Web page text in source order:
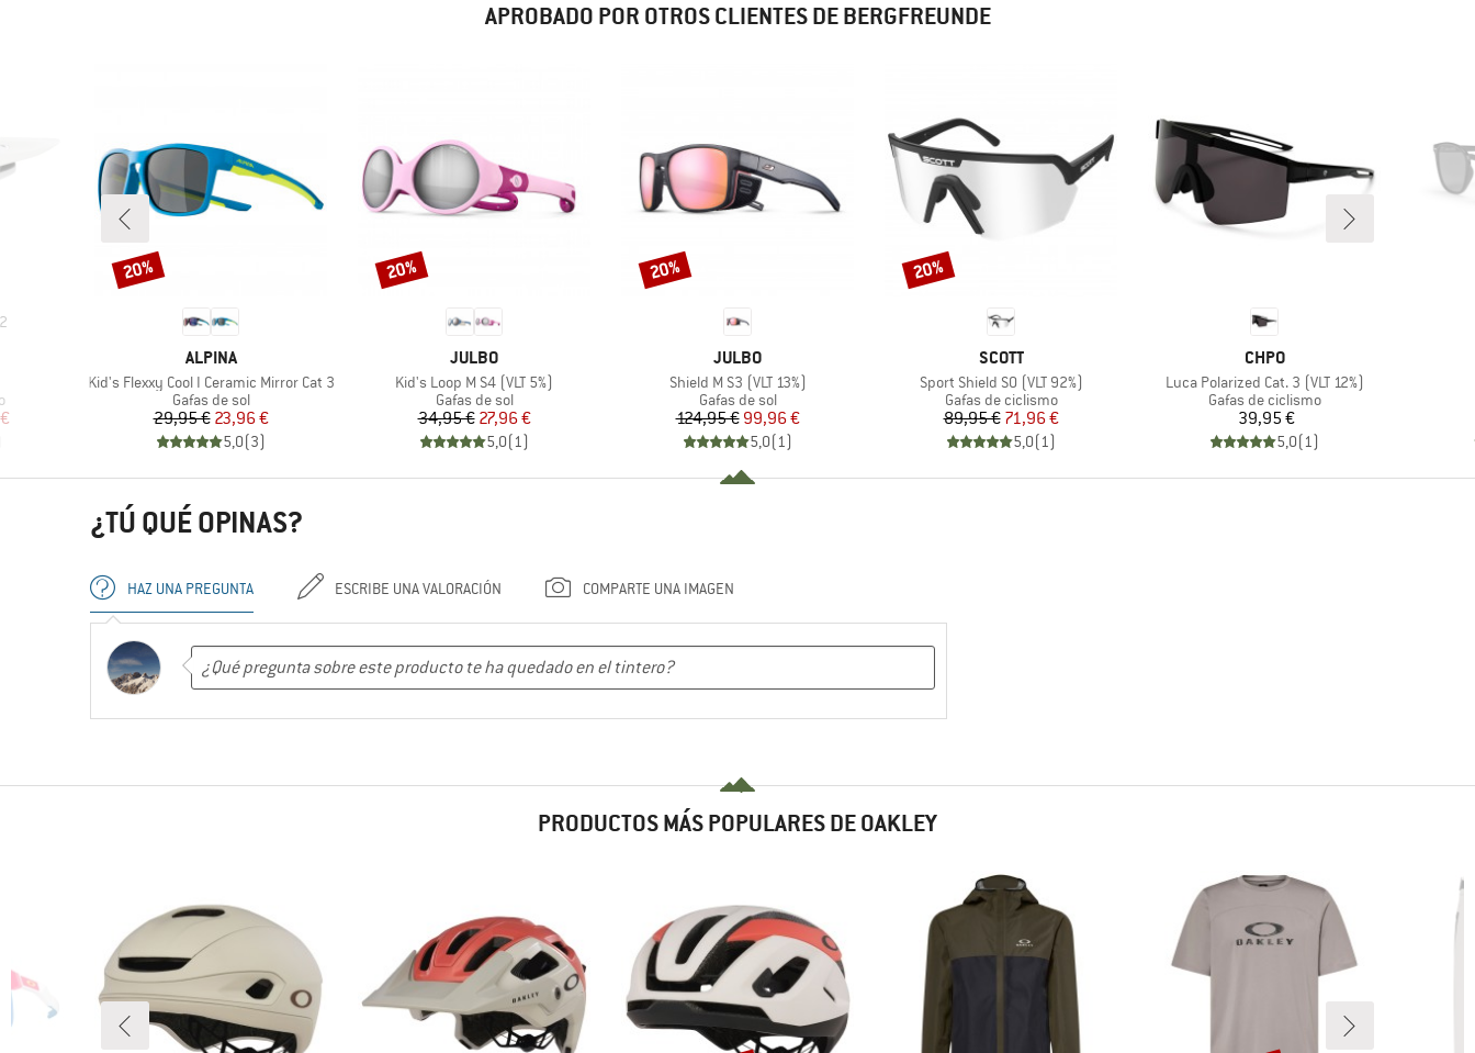
APROBADO POR OTROS CLIENTES DE BERGFREUNDE
2
MARCA
ALPINA
Artículo
Kid's Flexxy Cool I Ceramic Mirror Cat 3
Product group
Gafas de sol
Precio
29,95 €Precio reducido
23,96 €
5,0(3)
Descuento
20%
MARCA
JULBO
Artículo
Kid's Loop M S4 (VLT 5%)
Product group
Gafas de sol
Precio
34,95 €Precio reducido
27,96 €
5,0(1)
Descuento
20%
MARCA
JULBO
Artículo
Shield M S3 (VLT 13%)
Product group
Gafas de sol
Precio
124,95 €Precio reducido
99,96 €
5,0(1)
Descuento
20%
MARCA
SCOTT
Artículo
Sport Shield S0 (VLT 92%)
Product group
Gafas de ciclismo
Precio
89,95 €Precio reducido
71,96 €
5,0(1)
Descuento
20%
MARCA
CHPO
Artículo
Luca Polarized Cat. 3 (VLT 12%)
Product group
Gafas de ciclismo
Precio
39,95 €
5,0(1)
¿TÚ QUÉ OPINAS?
HAZ UNA PREGUNTA ESCRIBE UNA VALORACIÓN COMPARTE UNA IMAGEN
PRODUCTOS MÁS POPULARES DE OAKLEY